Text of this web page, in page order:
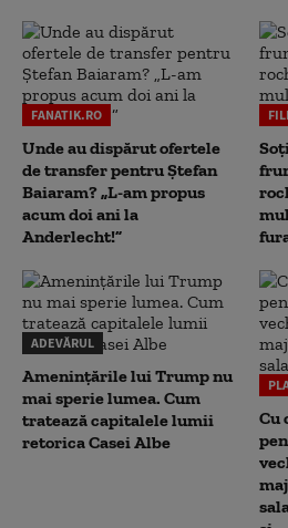
FANATIK.RO
Unde au dispărut ofertele
de transfer pentru Ștefan
Baiaram? „L-am propus
acum doi ani la
Anderlecht!”
ADEVĂRUL
Amenințările lui Trump nu
mai sperie lumea. Cum
tratează capitalele lumii
retorica Casei Albe
Cu